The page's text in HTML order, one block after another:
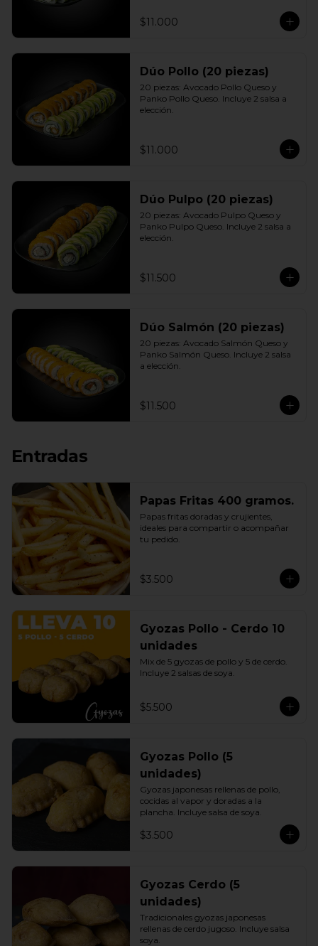
$11.000
Dúo Pollo (20 piezas)
20 piezas: Avocado Pollo Queso y
Panko Pollo Queso. Incluye 2 salsa a
elección.
$11.000
Dúo Pulpo (20 piezas)
20 piezas: Avocado Pulpo Queso y
Panko Pulpo Queso. Incluye 2 salsa a
elección.
$11.500
Dúo Salmón (20 piezas)
20 piezas: Avocado Salmón Queso y
Panko Salmón Queso. Incluye 2 salsa
a elección.
$11.500
Entradas
Papas Fritas 400 gramos.
Papas fritas doradas y crujientes,
ideales para compartir o acompañar
tu pedido.
$3.500
Gyozas Pollo - Cerdo 10
unidades
Mix de 5 gyozas de pollo y 5 de cerdo.
Incluye 2 salsas de soya.
$5.500
Gyozas Pollo (5
unidades)
Gyozas japonesas rellenas de pollo,
cocidas al vapor y doradas a la
plancha. Incluye salsa de soya.
$3.500
Gyozas Cerdo (5
unidades)
Tradicionales gyozas japonesas
rellenas de cerdo jugoso. Incluye salsa
soya.